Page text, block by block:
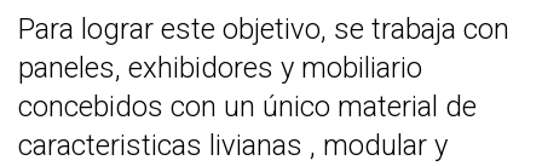
Para lograr este objetivo, se trabaja con
paneles, exhibidores y mobiliario
concebidos con un único material de
caracteristicas livianas , modular y